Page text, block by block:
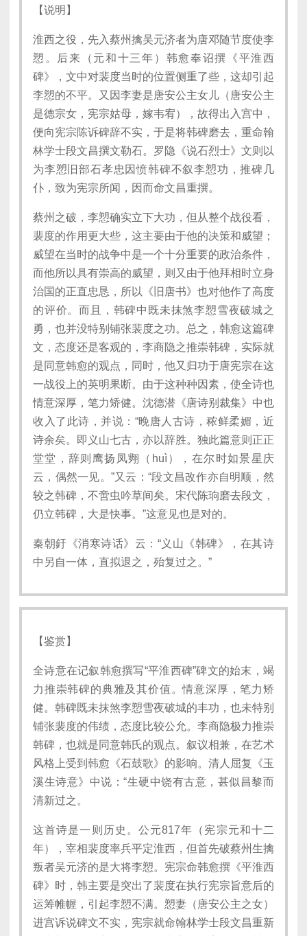
【说明】
淮西之役，先入蔡州擒吴元济者为唐邓随节度使李
愬。后来（元和十三年）韩愈奉诏撰《平淮西
碑》，文中对裴度当时的位置侧重了些，这却引起
李愬的不平。又因李妻是唐安公主女儿（唐安公主
是德宗女，宪宗姑母，嫁韦宥），故得出入宫中，
便向宪宗陈诉碑辞不实，于是将韩碑磨去，重命翰
林学士段文昌撰文勒石。罗隐《说石烈士》文则以
为李愬旧部石孝忠因愤韩碑不叙李愬功，推碑几
仆，致为宪宗所闻，因而命文昌重撰。
蔡州之破，李愬确实立下大功，但从整个战役看，
裴度的作用更大些，这主要由于他的决策和威望；
威望在当时的战争中是一个十分重要的政治条件，
而他所以具有崇高的威望，则又由于他拜相时立身
治国的正直忠恳，所以《旧唐书》也对他作了高度
的评价。而且，韩碑中既未抹煞李愬雪夜破城之
勇，也并没特别铺张裴度之功。总之，韩愈这篇碑
文，态度还是客观的，李商隐之推崇韩碑，实际就
是同意韩愈的观点，同时，他又归功于唐宪宗在这
一战役上的英明果断。由于这种种因素，使全诗也
情意深厚，笔力矫健。沈德潜《唐诗别裁集》中也
收入了此诗，并说：“晚唐人古诗，秾鲜柔媚，近
诗余矣。即义山七古，亦以辞胜。独此篇意则正正
堂堂，辞则鹰扬凤翙（huì），在尔时如景星庆
云，偶然一见。”又云：“段文昌改作亦自明顺，然
较之韩碑，不啻虫吟草间矣。宋代陈珦磨去段文，
仍立韩碑，大是快事。”这意见也是对的。
秦朝釪《消寒诗话》云：“义山《韩碑》，在其诗
中另自一体，直拟退之，殆复过之。”
【鉴赏】
全诗意在记叙韩愈撰写“平淮西碑”碑文的始末，竭
力推崇韩碑的典雅及其价值。情意深厚，笔力矫
健。韩碑既未抹煞李愬雪夜破城的丰功，也未特别
铺张裴度的伟绩，态度比较公允。李商隐极力推崇
韩碑，也就是同意韩氏的观点。叙议相兼，在艺术
风格上受到韩愈《石鼓歌》的影响。清人屈复《玉
溪生诗意》中说：“生硬中饶有古意，甚似昌黎而
清新过之。
这首诗是一则历史。公元817年（宪宗元和十二
年），宰相裴度率兵平定淮西，但首先破蔡州生擒
叛者吴元济的是大将李愬。宪宗命韩愈撰《平淮西
碑》时，韩主要是突出了裴度在执行宪宗旨意后的
运筹帷幄，引起李愬不满。愬妻（唐安公主之女）
进宫诉说碑文不实，宪宗就命翰林学士段文昌重新